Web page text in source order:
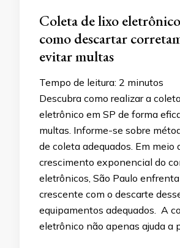
Coleta de lixo
como descartar
evitar multas
Tempo de leitura: 2 minutos
Descubra como realizar a
eletrônico em SP de forma
multas. Informe-se sobre
de coleta adequados. Em meio
crescimento exponencial do
eletrônicos, São Paulo
crescente com o descarte
equipamentos adequados. A
eletrônico não apenas ajuda a